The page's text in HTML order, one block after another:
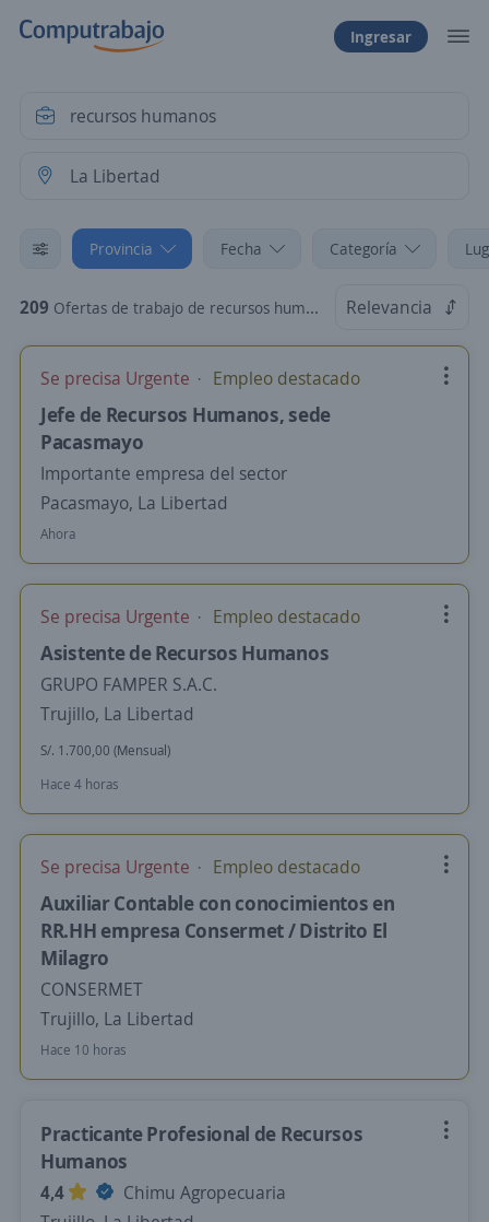
Ingresar
Provincia Fecha Categoría
209 Ofertas de trabajo de recursos humanos en La Libertad Relevancia
Se precisa Urgente Empleo destacado
Jefe de Recursos Humanos, sede
Pacasmayo
Importante empresa del sector
Pacasmayo, La Libertad
Ahora
Se precisa Urgente Empleo destacado
Asistente de Recursos Humanos
GRUPO FAMPER S.A.C.
Trujillo, La Libertad
S/. 1.700,00 (Mensual)
Hace 4 horas
Se precisa Urgente Empleo destacado
Auxiliar Contable con conocimientos en
RR.HH empresa Consermet / Distrito El
Milagro
CONSERMET
Trujillo, La Libertad
Hace 10 horas
Practicante Profesional de Recursos
Humanos
4,4
Chimu Agropecuaria